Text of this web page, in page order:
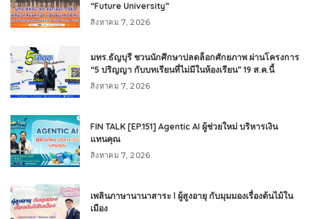
“Future University”
สิงหาคม 7, 2026
มทร.ธัญบุรี ชวนนักศึกษาปลดล็อกศักยภาพ ผ่านโครงการ
“5 ปริญญา กับบทเรียนที่ไม่มีในห้องเรียน” 19 ส.ค.นี้
สิงหาคม 7, 2026
FIN TALK [EP.151] Agentic AI ผู้ช่วยใหม่ บริหารเงิน
แทนคุณ
สิงหาคม 7, 2026
เพลินภาษานานาสาระ l ผู้สูงอายุ กับมุมมองเรื่องต้นไม้ใน
เมือง